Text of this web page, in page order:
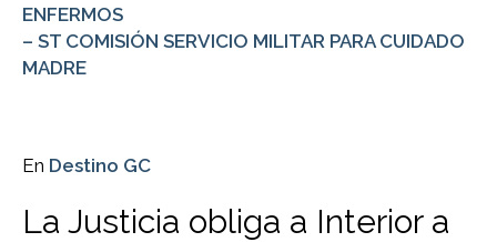
ENFERMOS
– ST COMISIÓN SERVICIO MILITAR PARA CUIDADO
MADRE
En Destino GC
La Justicia obliga a Interior a